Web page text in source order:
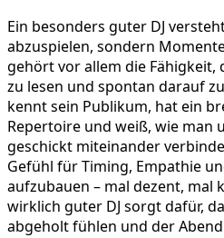
Ein besonders guter DJ
abzuspielen, sondern
gehört vor allem die Fähigkeit,
zu lesen und spontan darauf
kennt sein Publikum, hat ein
Repertoire und weiß, wie man
geschickt miteinander
Gefühl für Timing, Empathie
aufzubauen – mal dezent, mal
wirklich guter DJ sorgt dafür,
abgeholt fühlen und der